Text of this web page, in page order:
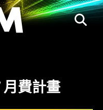
月費計畫